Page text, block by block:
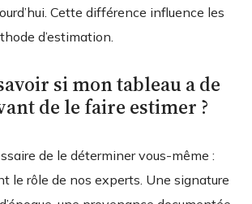
Cette différence influence les
d’estimation.
si mon tableau a de
de le faire estimer ?
de le déterminer vous-même :
le rôle de nos experts. Une signature